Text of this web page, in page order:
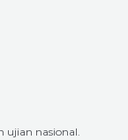
ujian nasional.